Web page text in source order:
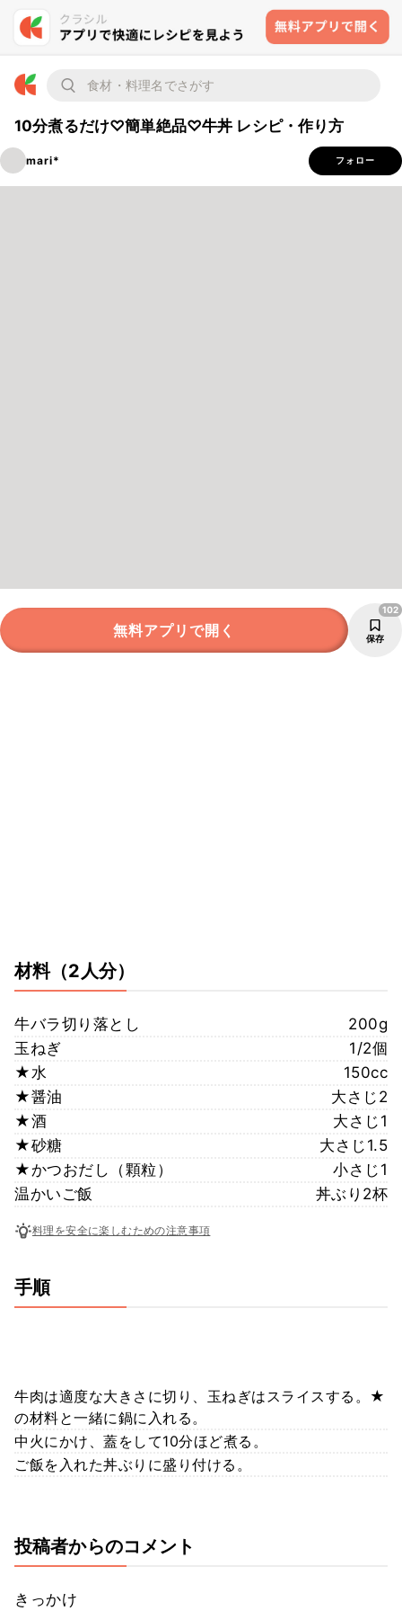
10分煮るだけ♡簡単絶品♡牛丼 レシピ・作り方
mari* フォロー
無料アプリで開く 保存
102
材料（2人分）
牛バラ切り落とし
200g
玉ねぎ
1/2個
★水
150cc
★醤油
大さじ2
★酒
大さじ1
★砂糖
大さじ1.5
★かつおだし（顆粒）
小さじ1
温かいご飯
丼ぶり2杯
料理を安全に楽しむための注意事項
手順
牛肉は適度な大きさに切り、玉ねぎはスライスする。★
の材料と一緒に鍋に入れる。
中火にかけ、蓋をして10分ほど煮る。
ご飯を入れた丼ぶりに盛り付ける。
投稿者からのコメント
きっかけ